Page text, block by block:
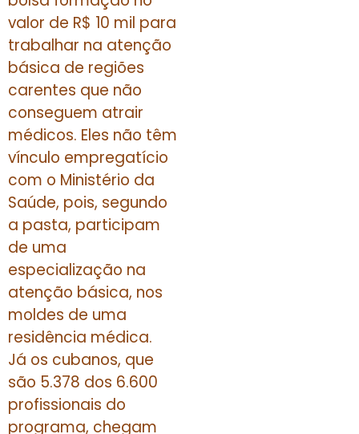
valor de R$ 10 mil para
trabalhar na atenção
básica de regiões
carentes que não
conseguem atrair
médicos. Eles não têm
vínculo empregatício
com o Ministério da
Saúde, pois, segundo
a pasta, participam
de uma
especialização na
atenção básica, nos
moldes de uma
residência médica.
Já os cubanos, que
são 5.378 dos 6.600
profissionais do
programa, chegam